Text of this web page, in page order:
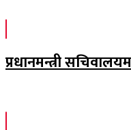
प्रधानमन्त्री